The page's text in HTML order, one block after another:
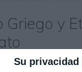
Su
y